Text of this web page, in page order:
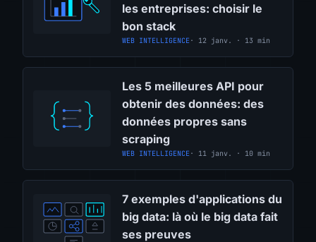
les entreprises: choisir le
bon stack
WEB INTELLIGENCE · 12 janv. · 13 min
Les 5 meilleures API pour
obtenir des données: des
données propres sans
scraping
WEB INTELLIGENCE · 11 janv. · 10 min
7 exemples d'applications du
big data: là où le big data fait
ses preuves